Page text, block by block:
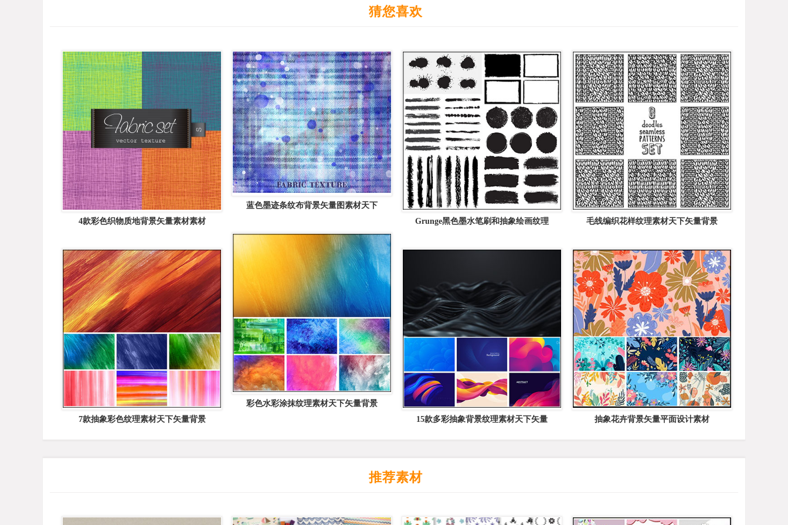
猜您喜欢
4款彩色织物质地背景矢量素材素材
蓝色墨迹条纹布背景矢量图素材天下
Grunge黑色墨水笔刷和抽象绘画纹理
毛线编织花样纹理素材天下矢量背景
彩色水彩涂抹纹理素材天下矢量背景
7款抽象彩色纹理素材天下矢量背景
15款多彩抽象背景纹理素材天下矢量 抽象花卉背景矢量平面设计素材
推荐素材